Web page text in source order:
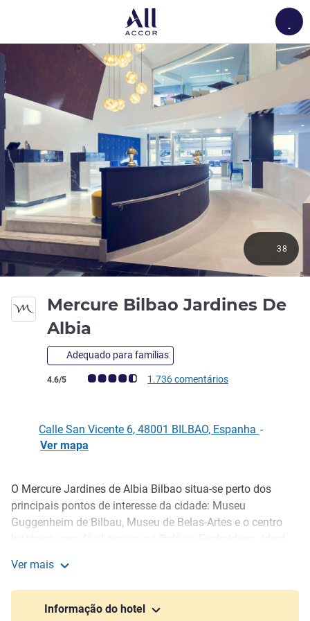
Mercure Bilbao Jardines De
Albia
Adequado para famílias
Nota clientes Avis (Classificação ALL)
4.6/5 1.736 comentários
38
Calle San Vicente 6, 48001 BILBAO, Espanha -
Ver mapa
Descrição
O Mercure Jardines de Albia Bilbao situa-se perto dos
principais pontos de interesse da cidade: Museu
Guggenheim de Bilbau, Museu de Belas-Artes e o centro
com 138 quartos, pequeno-almoço de bufete com show
cooking, ginásio aberto 24 horas, centro de massagens, 3
salas de reuniões e estacionamento pago. Os animais de
Ver mais
Informação do hotel